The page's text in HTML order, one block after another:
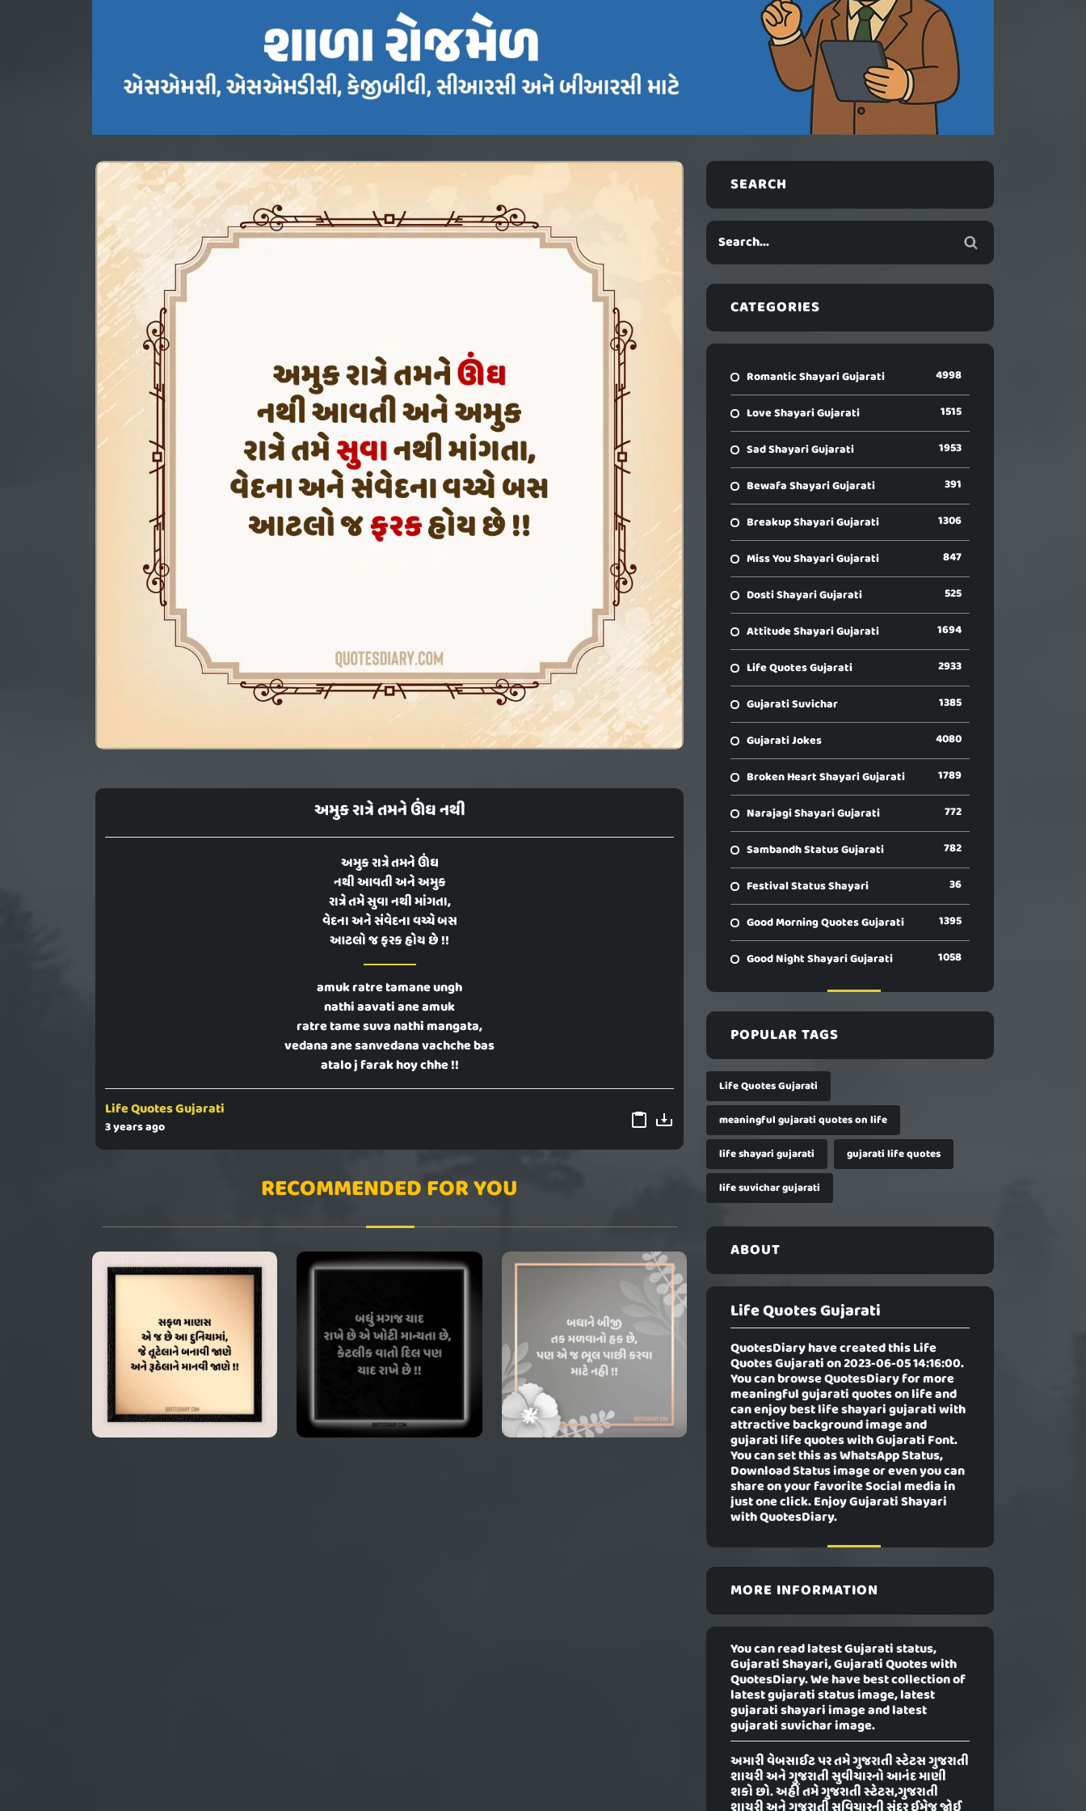
અમુક રાત્રે તમને ઊંઘ નથી
અમુક રાત્રે તમને ઊંઘ
નથી આવતી અને અમુક
રાત્રે તમે સુવા નથી માંગતા,
વેદના અને સંવેદના વચ્ચે બસ
આટલો જ ફરક હોય છે !!
amuk ratre tamane ungh
nathi aavati ane amuk
ratre tame suva nathi mangata,
vedana ane sanvedana vachche bas
atalo j farak hoy chhe !!
Life Quotes Gujarati
3 years ago
RECOMMENDED FOR YOU
SEARCH
CATEGORIES
Romantic Shayari Gujarati 4998
Love Shayari Gujarati 1515
Sad Shayari Gujarati 1953
Bewafa Shayari Gujarati 391
Breakup Shayari Gujarati 1306
Miss You Shayari Gujarati 847
Dosti Shayari Gujarati 525
Attitude Shayari Gujarati 1694
Life Quotes Gujarati 2933
Gujarati Suvichar 1385
Gujarati Jokes 4080
Broken Heart Shayari Gujarati 1789
Narajagi Shayari Gujarati 772
Sambandh Status Gujarati 782
Festival Status Shayari 36
Good Morning Quotes Gujarati 1395
Good Night Shayari Gujarati 1058
POPULAR TAGS
Life Quotes Gujarati
meaningful gujarati quotes on life
life shayari gujarati
gujarati life quotes
life suvichar gujarati
ABOUT
Life Quotes Gujarati
QuotesDiary have created thisLife
Quotes Gujaration 2023-06-05 14:16:00.
You can browse QuotesDiary for more
meaningful gujarati quotes on life and
can enjoy best life shayari gujarati with
attractive background image and
gujarati life quotes with Gujarati Font.
You can set this as WhatsApp Status,
Download Status image or even you can
share on your favorite Social media in
just one click. Enjoy Gujarati Shayari
with QuotesDiary.
MORE INFORMATION
You can read latest Gujarati status,
Gujarati Shayari, Gujarati Quotes with
QuotesDiary. We have best collection of
latest gujarati status image, latest
gujarati shayari image and latest
gujarati suvichar image.
અમારી વેબસાઈટ પર તમે ગુજરાતી સ્ટેટસ ગુજરાતી
શાયરી અને ગુજરાતી સુવીચારનો આનંદ માણી
શકો છો. અહીં તમે ગુજરાતી સ્ટેટસ,ગુજરાતી